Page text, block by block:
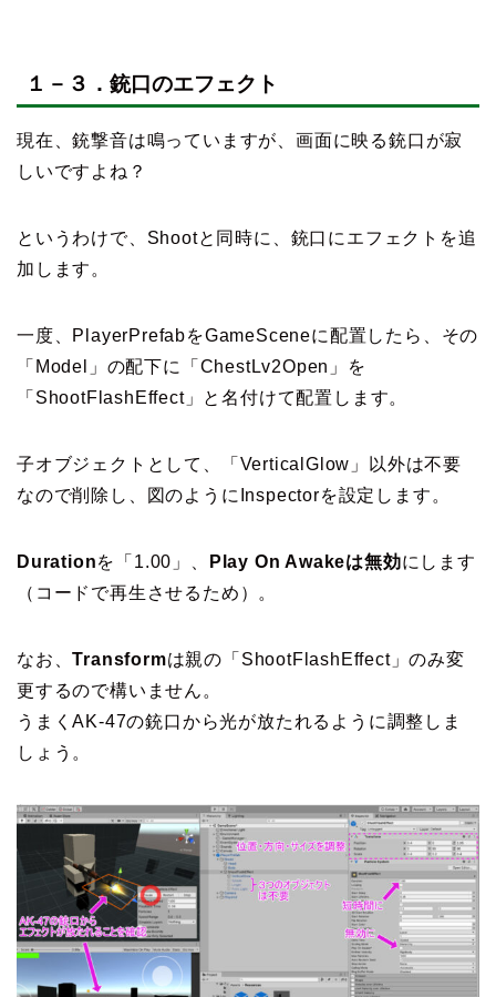
１－３．銃口のエフェクト
現在、銃撃音は鳴っていますが、画面に映る銃口が寂
しいですよね？
というわけで、Shootと同時に、銃口にエフェクトを追
加します。
一度、PlayerPrefabをGameSceneに配置したら、その
「Model」の配下に「ChestLv2Open」を
「ShootFlashEffect」と名付けて配置します。
子オブジェクトとして、「VerticalGlow」以外は不要
なので削除し、図のようにInspectorを設定します。
Durationを「1.00」、 Play On Awakeは無効にします
（コードで再生させるため）。
なお、Transformは親の「ShootFlashEffect」のみ変
更するので構いません。
うまくAK-47の銃口から光が放たれるように調整しま
しょう。